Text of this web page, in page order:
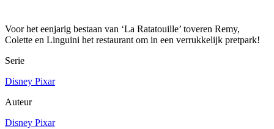
Voor het eenjarig bestaan van ‘La Ratatouille’ toveren Remy,
Colette en Linguini het restaurant om in een verrukkelijk pretpark!
Serie
Disney Pixar
Auteur
Disney Pixar